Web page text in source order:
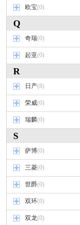
欧宝(0)
Q
奇瑞(0)
起亚(0)
R
日产(8)
荣威(0)
瑞麟(0)
S
萨博(0)
三菱(0)
世爵(0)
双环(0)
双龙(0)